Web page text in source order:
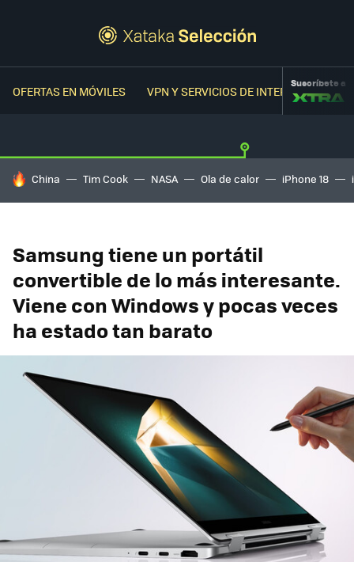
OFERTAS EN MÓVILES VPN Y SERVICIOS DE INTERNETSuscríbete a
HOY SE HABLA DE
China Tim Cook NASA Ola de calor iPhone 18
Samsung tiene un portátil
convertible de lo más interesante.
Viene con Windows y pocas veces
ha estado tan barato